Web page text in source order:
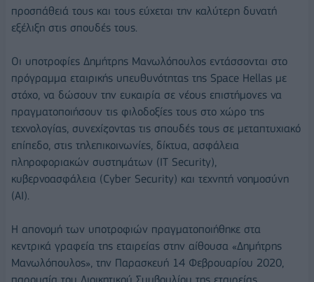
προσπάθειά τους και τους εύχεται την καλύτερη δυνατή
εξέλιξη στις σπουδές τους.
Οι υποτροφίες Δημήτρης Μανωλόπουλος εντάσσονται στο
πρόγραμμα εταιρικής υπευθυνότητας της Space Hellas με
στόχο, να δώσουν την ευκαιρία σε νέους επιστήμονες να
πραγματοποιήσουν τις φιλοδοξίες τους στο χώρο της
τεχνολογίας, συνεχίζοντας τις σπουδές τους σε μεταπτυχιακό
επίπεδο, στις τηλεπικοινωνίες, δίκτυα, ασφάλεια
πληροφοριακών συστημάτων (IT Security),
κυβερνοασφάλεια (Cyber Security) και τεχνητή νοημοσύνη
(AI).
Η απονομή των υποτροφιών πραγματοποιήθηκε στα
κεντρικά γραφεία της εταιρείας στην αίθουσα «Δημήτρης
Μανωλόπουλος», την Παρασκευή 14 Φεβρουαρίου 2020,